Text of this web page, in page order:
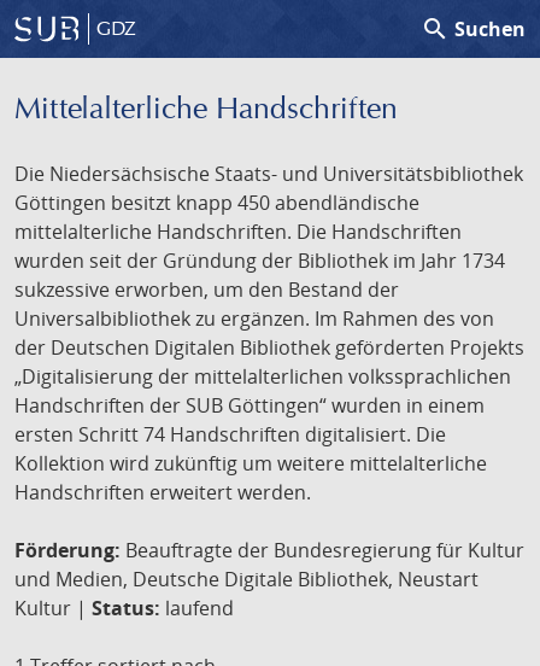
GDZ search Suchen
Mittelalterliche Handschriften
Die Niedersächsische Staats- und Universitätsbibliothek
Göttingen besitzt knapp 450 abendländische
mittelalterliche Handschriften. Die Handschriften
wurden seit der Gründung der Bibliothek im Jahr 1734
sukzessive erworben, um den Bestand der
Universalbibliothek zu ergänzen. Im Rahmen des von
der Deutschen Digitalen Bibliothek geförderten Projekts
„Digitalisierung der mittelalterlichen volkssprachlichen
Handschriften der SUB Göttingen“ wurden in einem
ersten Schritt 74 Handschriften digitalisiert. Die
Kollektion wird zukünftig um weitere mittelalterliche
Handschriften erweitert werden.
Förderung: Beauftragte der Bundesregierung für Kultur
und Medien, Deutsche Digitale Bibliothek, Neustart
Kultur | Status: laufend